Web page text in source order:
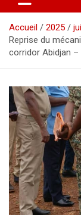
Accueil 2025
Reprise du
corridor Abidjan –